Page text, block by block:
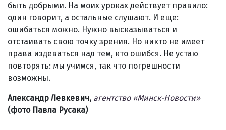
быть добрыми. На моих уроках действует правило:
один говорит, а остальные слушают. И еще:
ошибаться можно. Нужно высказываться и
отстаивать свою точку зрения. Но никто не имеет
права издеваться над тем, кто ошибся. Не устаю
повторять: мы учимся, так что погрешности
возможны.
Александр Левкевич, агентство «Минск-Новости»
(фото Павла Русака)